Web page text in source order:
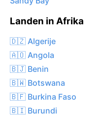
Landen in Afrika
🇩🇿 Algerije
🇦🇴 Angola
🇧🇯 Benin
🇧🇼 Botswana
🇧🇫 Burkina Faso
🇧🇮 Burundi